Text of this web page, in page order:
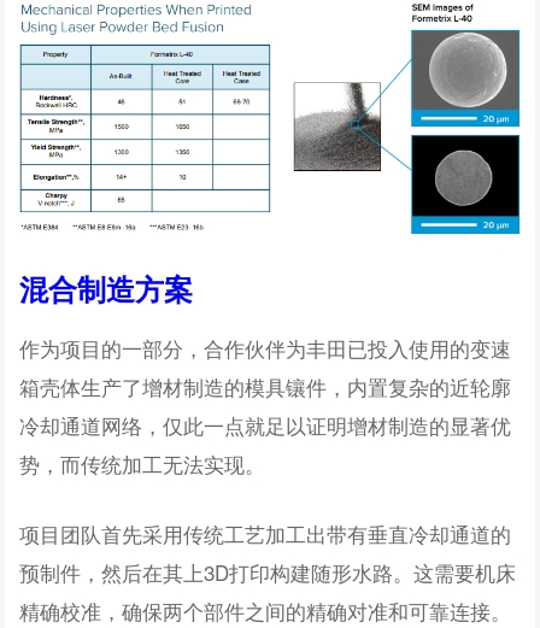
混合制造方案
作为项目的一部分，合作伙伴为丰田已投入使用的变速
箱壳体生产了增材制造的模具镶件，内置复杂的近轮廓
冷却通道网络，仅此一点就足以证明增材制造的显著优
势，而传统加工无法实现。
项目团队首先采用传统工艺加工出带有垂直冷却通道的
预制件，然后在其上3D打印构建随形水路。这需要机床
精确校准，确保两个部件之间的精确对准和可靠连接。